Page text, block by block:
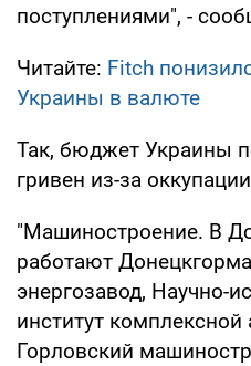
поступлениями", -
Читайте: Fitch
Украины в валюте
Так, бюджет Украины
гривен из-за
"Машиностроение. В
работают
энергозавод, Научно-
институт комплексной
Горловский